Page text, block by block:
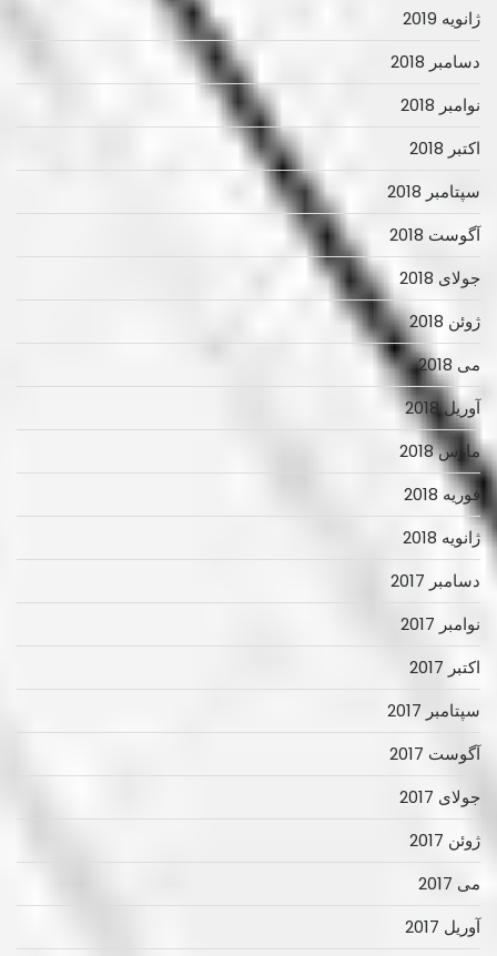
ژانویه 2019
دسامبر 2018
نوامبر 2018
اکتبر 2018
سپتامبر 2018
آگوست 2018
جولای 2018
ژوئن 2018
می 2018
آوریل 2018
مارس 2018
فوریه 2018
ژانویه 2018
دسامبر 2017
نوامبر 2017
اکتبر 2017
سپتامبر 2017
آگوست 2017
جولای 2017
ژوئن 2017
می 2017
آوریل 2017